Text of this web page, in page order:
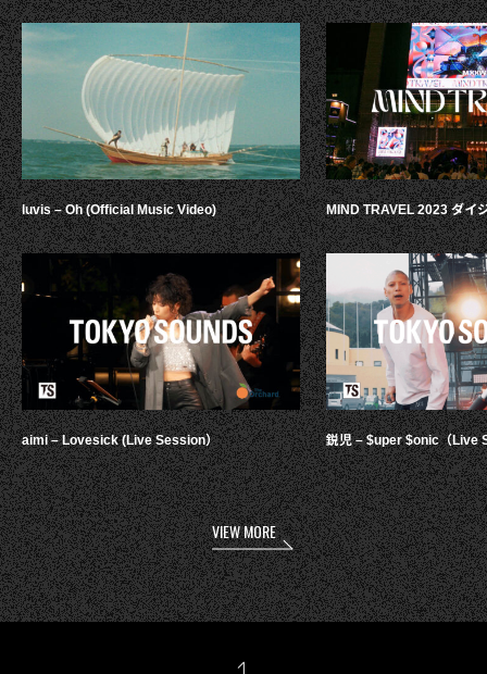
luvis – Oh (Official Music Video)
aimi – Lovesick (Live Session）
MIND TRAVEL 2023 ダイ
鋭児 – $uper $onic（Live
VIEW MORE